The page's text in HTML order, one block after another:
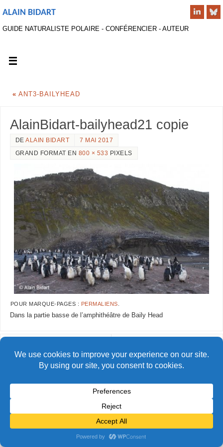
ALAIN BIDART
GUIDE NATURALISTE POLAIRE - CONFÉRENCIER - AUTEUR
« ANT3-BAILYHEAD
AlainBidart-bailyhead21 copie
DEALAIN BIDART
7 MAI 2017
GRAND FORMAT EN 800 × 533 PIXELS
POUR MARQUE-PAGES : PERMALIENS
Dans la partie basse de l’amphithéâtre de Baily Head
© Alain Bidart (2026) - Tous droits réservés
FIÈREMENT PROPULSÉ PARPARABOLA